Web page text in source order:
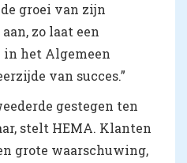
groei van zijn
zo laat een
het Algemeen
van succes.”
gestegen ten
stelt HEMA. Klanten
grote waarschuwing,